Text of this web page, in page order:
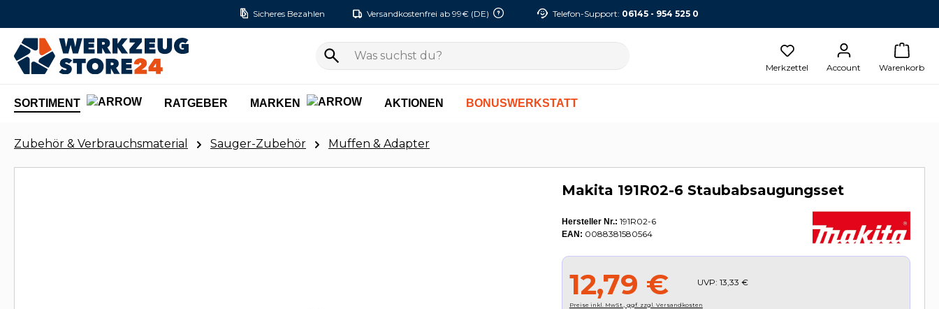
Sicheres Bezahlen Versandkostenfrei ab 99€ (DE) Telefon-Support: 06145 - 954 525 0
Merkzettel Account Warenkorb
SORTIMENT RATGEBER MARKEN AKTIONEN BONUSWERKSTATT
Zubehör & Verbrauchsmaterial Sauger-Zubehör Muffen & Adapter
Makita 191R02-6 Staubabsaugungsset
Hersteller Nr.: 191R02-6
EAN: 0088381580564
12,79 € UVP: 13,33 €
Preise inkl. MwSt., ggf. zzgl. Versandkosten